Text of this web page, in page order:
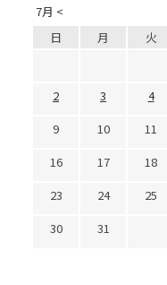
7月 <
日 月 火
2
3 4
9
10 11
16
17 18
23
24 25
30
31